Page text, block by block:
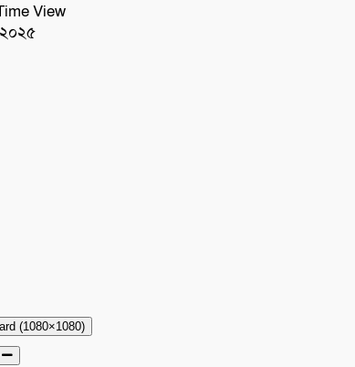
View
(1080×1080)